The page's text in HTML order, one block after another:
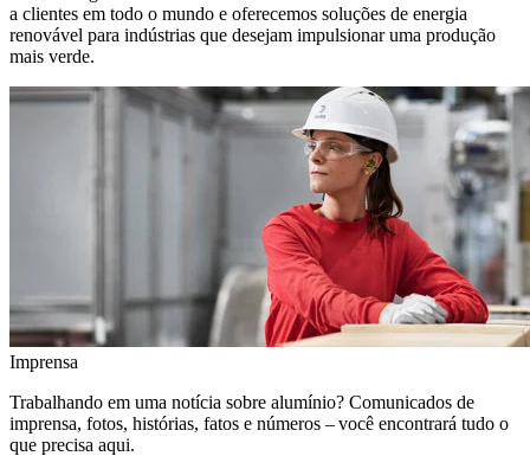
a clientes em todo o mundo e oferecemos soluções de energia
renovável para indústrias que desejam impulsionar uma produção
mais verde.
Imprensa
Trabalhando em uma notícia sobre alumínio? Comunicados de
imprensa, fotos, histórias, fatos e números – você encontrará tudo o
que precisa aqui.